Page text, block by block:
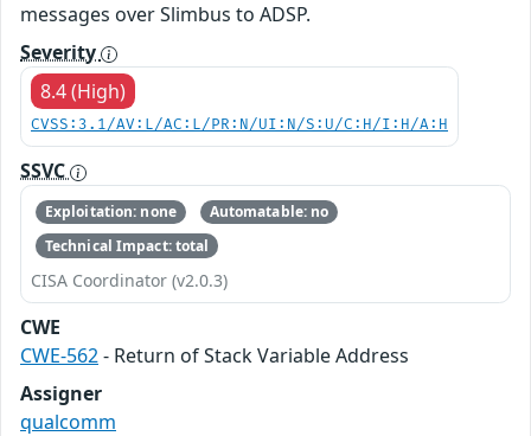
messages over Slimbus to ADSP.
Severity
8.4 (High)
CVSS:3.1/AV:L/AC:L/PR:N/UI:N/S:U/C:H/I:H/A:H
SSVC
Exploitation: none
Automatable: no
Technical Impact: total
CISA Coordinator (v2.0.3)
CWE
CWE-562- Return of Stack Variable Address
Assigner
qualcomm